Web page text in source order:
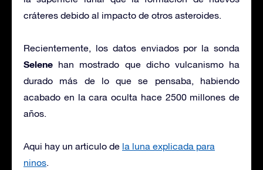
cráteres debido al impacto de otros asteroides.
Recientemente, los datos enviados por la sonda
Selene han mostrado que dicho vulcanismo ha
durado más de lo que se pensaba, habiendo
acabado en la cara oculta hace 2500 millones de
años.
Aqui hay un articulo de la luna explicada para
ninos.